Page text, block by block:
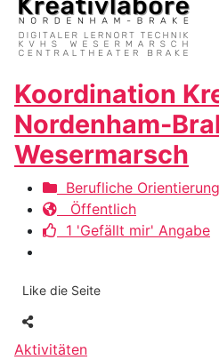
Koordination
Nordenham-
Wesermarsch
Berufliche
Öffentlich
1 'Gefällt mir' Angabe
Like die Seite
Aktivitäten